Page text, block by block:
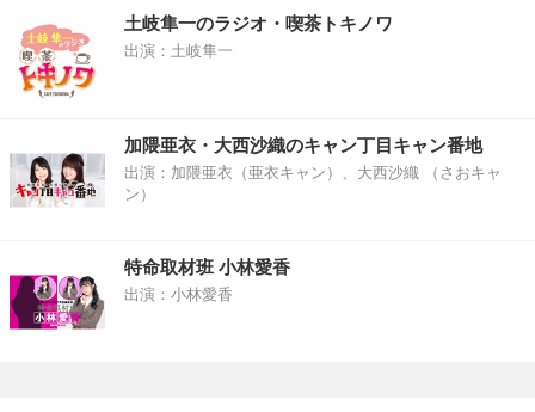
土岐隼一のラジオ・喫茶トキノワ
出演：土岐隼一
加隈亜衣・大西沙織のキャン丁目キャン番地
出演：加隈亜衣（亜衣キャン）、大西沙織 （さおキャ
ン）
特命取材班 小林愛香
出演：小林愛香